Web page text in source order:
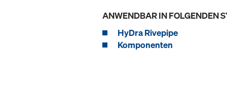
ANWENDBAR IN FOLGENDEN
HyDra Rivepipe
Komponenten